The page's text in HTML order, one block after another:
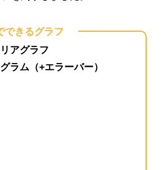
できるグラフ
アグラフ
ラム（+エラーバー）